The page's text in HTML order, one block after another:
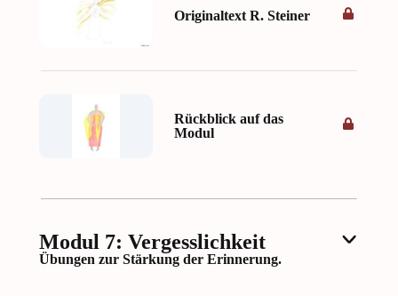
Originaltext R. Steiner
Rückblick auf das
Modul
Modul 7: Vergesslichkeit
Übungen zur Stärkung der Erinnerung.